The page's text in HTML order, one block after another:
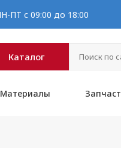
ПТ с 09:00 до 18:00
Каталог
Материалы